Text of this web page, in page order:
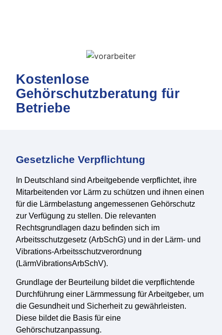
Kostenlose
Gehörschutzberatung für
Betriebe
Gesetzliche Verpflichtung
In Deutschland sind Arbeitgebende verpflichtet, ihre
Mitarbeitenden vor Lärm zu schützen und ihnen einen
für die Lärmbelastung angemessenen Gehörschutz
zur Verfügung zu stellen. Die relevanten
Rechtsgrundlagen dazu befinden sich im
Arbeitsschutzgesetz (ArbSchG) und in der Lärm- und
Vibrations-Arbeitsschutzverordnung
(LärmVibrationsArbSchV).
Grundlage der Beurteilung bildet die verpflichtende
Durchführung einer Lärmmessung für Arbeitgeber, um
die Gesundheit und Sicherheit zu gewährleisten.
Diese bildet die Basis für eine
Gehörschutzanpassung.